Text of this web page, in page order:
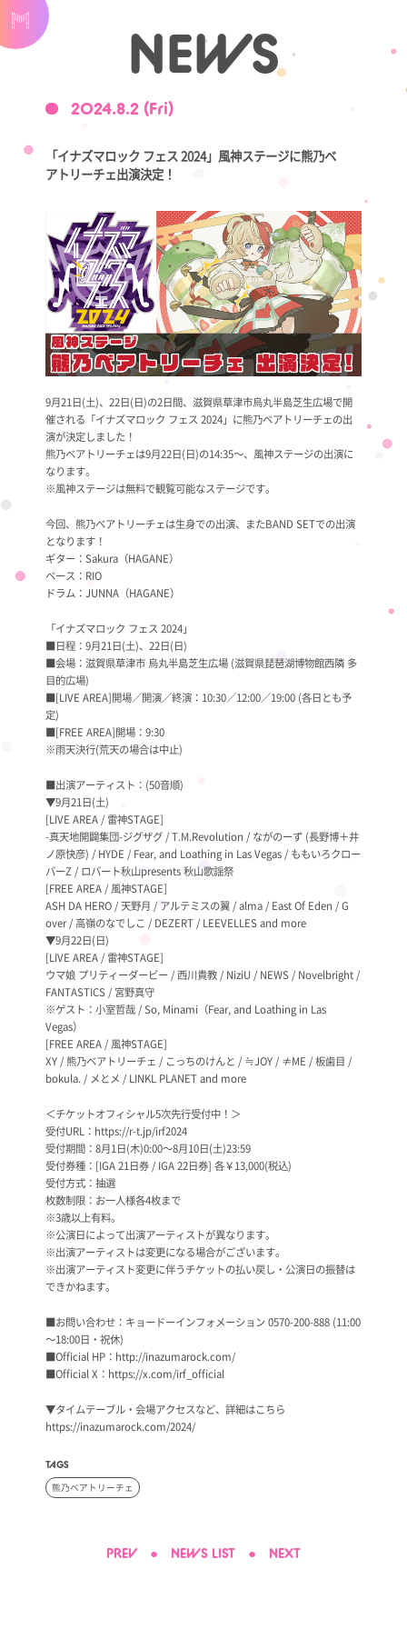
NEWS
2024.8.2 (Fri)
「イナズマロック フェス 2024」風神ステージに熊乃ベ
アトリーチェ出演決定！
9月21日(土)、22日(日)の2日間、滋賀県草津市烏丸半島芝生広場で開
催される「イナズマロック フェス 2024」に熊乃ベアトリーチェの出
演が決定しました！
熊乃ベアトリーチェは9月22日(日)の14:35～、風神ステージの出演に
なります。
※風神ステージは無料で観覧可能なステージです。
今回、熊乃ベアトリーチェは生身での出演、またBAND SETでの出演
となります！
ギター：Sakura（HAGANE）
ベース：RIO
ドラム：JUNNA（HAGANE）
「イナズマロック フェス 2024」
■日程：9月21日(土)、22日(日)
■会場：滋賀県草津市 烏丸半島芝生広場 (滋賀県琵琶湖博物館西隣 多
目的広場)
■[LIVE AREA]開場／開演／終演：10:30／12:00／19:00 (各日とも予
定)
■[FREE AREA]開場：9:30
※雨天決行(荒天の場合は中止)
■出演アーティスト：(50音順)
▼9月21日(土)
[LIVE AREA / 雷神STAGE]
-真天地開闢集団-ジグザグ / T.M.Revolution / ながのーず (長野博＋井
ノ原快彦) / HYDE / Fear, and Loathing in Las Vegas / ももいろクロー
バーZ / ロバート秋山presents 秋山歌謡祭
[FREE AREA / 風神STAGE]
ASH DA HERO / 天野月 / アルテミスの翼 / alma / East Of Eden / G
over / 高嶺のなでしこ / DEZERT / LEEVELLES and more
▼9月22日(日)
[LIVE AREA / 雷神STAGE]
ウマ娘 プリティーダービー / 西川貴教 / NiziU / NEWS / Novelbright /
FANTASTICS / 宮野真守
※ゲスト：小室哲哉 / So, Minami（Fear, and Loathing in Las
Vegas）
[FREE AREA / 風神STAGE]
XY / 熊乃ベアトリーチェ / こっちのけんと / ≒JOY / ≠ME / 板歯目 /
bokula. / メとメ / LINKL PLANET and more
＜チケットオフィシャル5次先行受付中！＞
受付URL： https://r-t.jp/irf2024
受付期間：8月1日(木)0:00～8月10日(土)23:59
受付券種：[IGA 21日券 / IGA 22日券] 各￥13,000(税込)
受付方式：抽選
枚数制限：お一人様各4枚まで
※3歳以上有料。
※公演日によって出演アーティストが異なります。
※出演アーティストは変更になる場合がございます。
※出演アーティスト変更に伴うチケットの払い戻し・公演日の振替は
できかねます。
■お問い合わせ：キョードーインフォメーション 0570-200-888 (11:00
～18:00日・祝休)
■Official HP： http://inazumarock.com/
■Official X： https://x.com/irf_official
▼タイムテーブル・会場アクセスなど、詳細はこちら
https://inazumarock.com/2024/
TAGS
熊乃ベアトリーチェ
PREV ● NEWS LIST ● NEXT